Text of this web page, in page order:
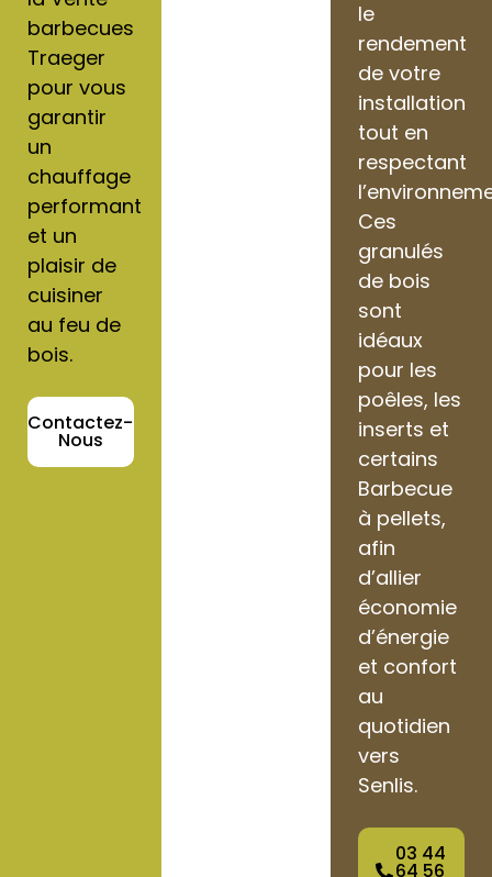
barbecues
Traeger
pour vous
garantir
un
chauffage
performant
et un
plaisir de
cuisiner
au feu de
bois.
Contactez-
Nous
le
rendement
de votre
installation
tout en
respectant
Ces
granulés
de bois
sont
idéaux
pour les
poêles, les
inserts et
certains
Barbecue
à pellets,
afin
d’allier
économie
d’énergie
et confort
au
quotidien
vers
Senlis.
03 44
64 56